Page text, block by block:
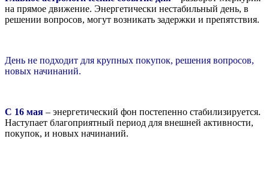
на прямое движение. Энергетически нестабильный день, в
решении вопросов, могут возникать задержки и препятствия.
День не подходит для крупных покупок, решения вопросов,
новых начинаний.
С 16 мая – энергетический фон постепенно стабилизируется.
Наступает благоприятный период для внешней активности,
покупок, и новых начинаний.